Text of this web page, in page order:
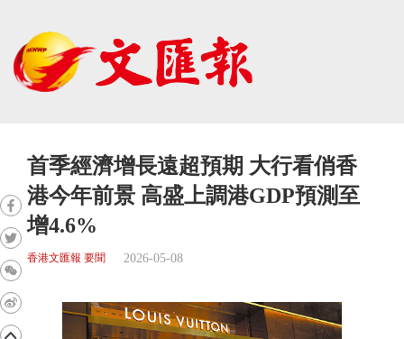
首季經濟增長遠超預期 大行看俏香
港今年前景 高盛上調港GDP預測至
增4.6%
香港文匯報 要聞 2026-05-08